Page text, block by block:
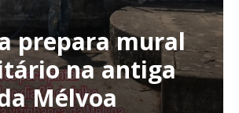
de Assinatura
Região de Cister e ajude-nos a manter este serviço
prepara mural
na antiga
Mélvoa